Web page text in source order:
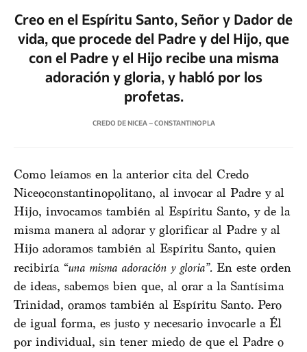
Creo en el Espíritu Santo, Señor y Dador de
vida, que procede del Padre y del Hijo, que
con el Padre y el Hijo recibe una misma
adoración y gloria, y habló por los
profetas.
CREDO DE NICEA – CONSTANTINOPLA
Como leíamos en la anterior cita del Credo
Niceoconstantinopolitano, al invocar al Padre y al
Hijo, invocamos también al Espíritu Santo, y de la
misma manera al adorar y glorificar al Padre y al
Hijo adoramos también al Espíritu Santo, quien
recibiría “una misma adoración y gloria”. En este orden
de ideas, sabemos bien que, al orar a la Santísima
Trinidad, oramos también al Espíritu Santo. Pero
de igual forma, es justo y necesario invocarle a Él
por individual, sin tener miedo de que el Padre o